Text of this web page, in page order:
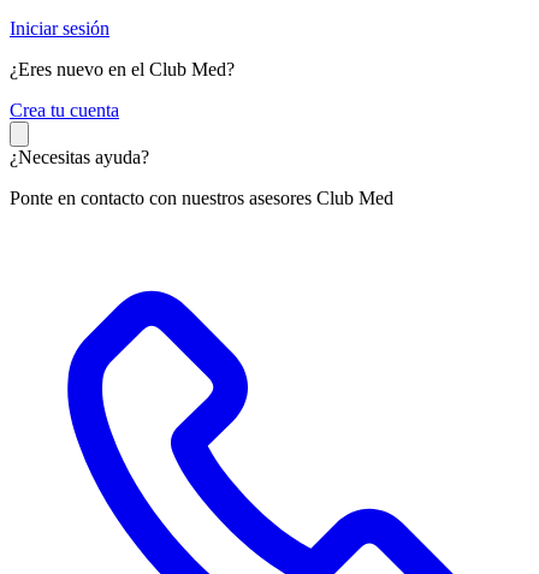
Iniciar sesión
¿Eres nuevo en el Club Med?
Crea tu cuenta
¿Necesitas ayuda?
Ponte en contacto con nuestros asesores Club Med